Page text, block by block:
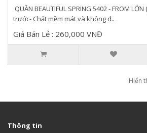
QUẦN BEAUTIFUL SPRING 5402 - FROM
trước- Chất mềm mát và không đ..
Giá Bán Lẻ : 260,000 VNĐ
Hiển
Thông tin